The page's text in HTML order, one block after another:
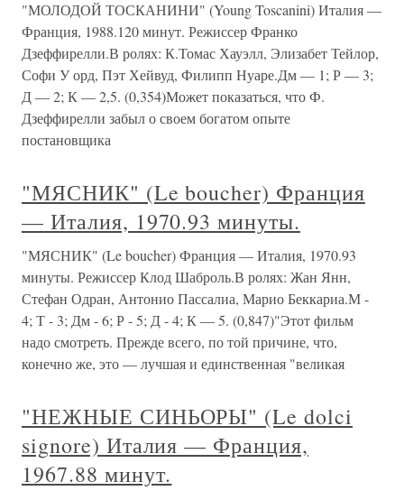
"МОЛОДОЙ ТОСКАНИНИ" (Young Toscanini) Италия —
Франция, 1988.120 минут. Режиссер Франко
Дзеффирелли.В ролях: К.Томас Хауэлл, Элизабет Тейлор,
Софи У орд, Пэт Хейвуд, Филипп Нуаре.Дм — 1; Р — 3;
Д — 2; К — 2,5. (0,354)Может показаться, что Ф.
Дзеффирелли забыл о своем богатом опыте
постановщика
"МЯСНИК" (Le boucher) Франция
— Италия, 1970.93 минуты.
"МЯСНИК" (Le boucher) Франция — Италия, 1970.93
минуты. Режиссер Клод Шаброль.В ролях: Жан Янн,
Стефан Одран, Антонио Пассалиа, Марио Беккариа.М -
4; Т - 3; Дм - 6; Р - 5; Д - 4; К — 5. (0,847)"Этот фильм
надо смотреть. Прежде всего, по той причине, что,
конечно же, это — лучшая и единственная "великая
"НЕЖНЫЕ СИНЬОРЫ" (Le dolci
signore) Италия — Франция,
1967.88 минут.